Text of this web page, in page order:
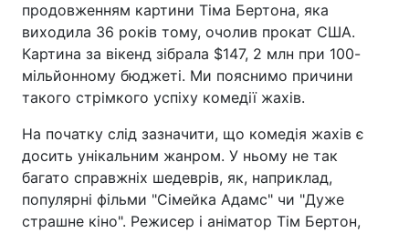
продовженням картини Тіма Бертона, яка
виходила 36 років тому, очолив прокат США.
Картина за вікенд зібрала $147, 2 млн при 100-
мільйонному бюджеті. Ми пояснимо причини
такого стрімкого успіху комедії жахів.
На початку слід зазначити, що комедія жахів є
досить унікальним жанром. У ньому не так
багато справжніх шедеврів, як, наприклад,
популярні фільми "Сімейка Адамс" чи "Дуже
страшне кіно". Режисер і аніматор Тім Бертон,